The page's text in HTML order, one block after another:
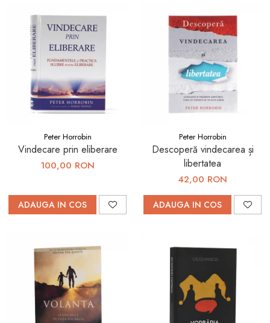
Peter Horrobin
Vindecare prin eliberare
100,00 RON
ADAUGA IN COS
Peter Horrobin
Descoperă vindecarea și
libertatea
42,00 RON
ADAUGA IN COS